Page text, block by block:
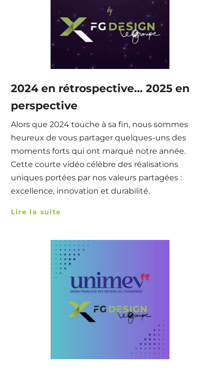
2024 en rétrospective… 2025 en
perspective
Alors que 2024 touche à sa fin, nous sommes
heureux de vous partager quelques-uns des
moments forts qui ont marqué notre année.
Cette courte vidéo célèbre des réalisations
uniques portées par nos valeurs partagées :
excellence, innovation et durabilité.
Lire la suite